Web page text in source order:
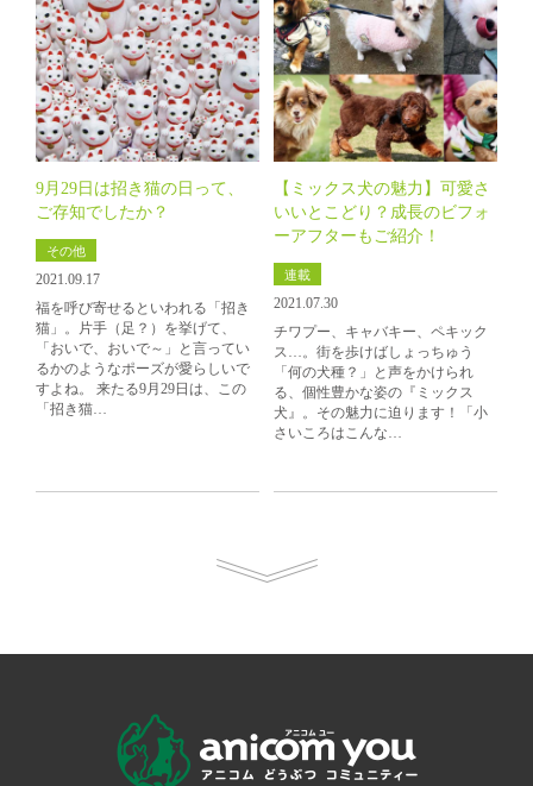
9月29日は招き猫の日って、
ご存知でしたか？
その他
2021.09.17
福を呼び寄せるといわれる「招き
猫」。片手（足？）を挙げて、
「おいで、おいで～」と言ってい
るかのようなポーズが愛らしいで
すよね。 来たる9月29日は、この
「招き猫…
【ミックス犬の魅力】可愛さ
いいとこどり？成長のビフォ
ーアフターもご紹介！
連載
2021.07.30
チワプー、キャバキー、ペキック
ス…。街を歩けばしょっちゅう
「何の犬種？」と声をかけられ
る、個性豊かな姿の『ミックス
犬』。その魅力に迫ります！「小
さいころはこんな…